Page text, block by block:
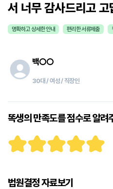
서 너무 감사드리고 고
명확하고 상세한 안내 편리한 서류제출
백○○
30대 / 여성 / 직장인
똑생의 만족도를 점수로 알
법원결정 자료보기